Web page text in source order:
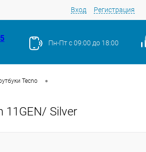
Вход Регистрация
Пн-Пт с 09:00 до 18:00
Tecno •
11GEN/ Silver